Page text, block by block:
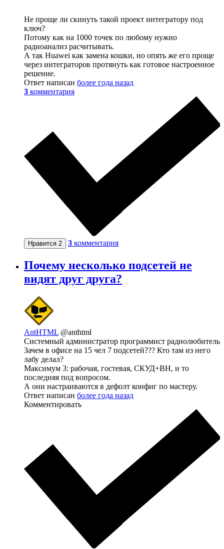
Не проще ли скинуть такой проект интегратору под
ключ?
Потому как на 1000 точек по любому нужно
радиоанализ расчитывать.
А так Huawei как замена кошки, но опять же его проще
через интеграторов протянуть как готовое настроенное
решение.
Ответ написан более года назад
3 комментария
Нравится 2 3 комментария
Почему несколько подсетей не
видят друг друга?
AntHTML @anthtml
Системный администратор программист радиолюбитель
Зачем в офисе на 15 чел 7 подсетей??? Кто там из него
лабу делал?
Максимум 3: рабочая, гостевая, СКУД+ВН, и то
последняя под вопросом.
А они настраиваются в дефолт конфиг по мастеру.
Ответ написан более года назад
Комментировать